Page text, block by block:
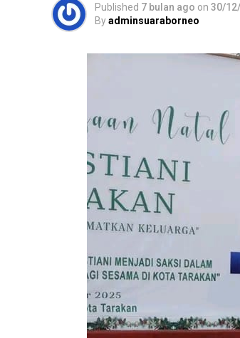
Published 7 bulan ago on 30/
Byadminsuaraborneo